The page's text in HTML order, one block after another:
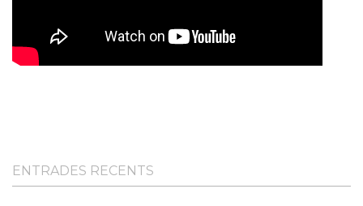
ENTRADES RECENTS